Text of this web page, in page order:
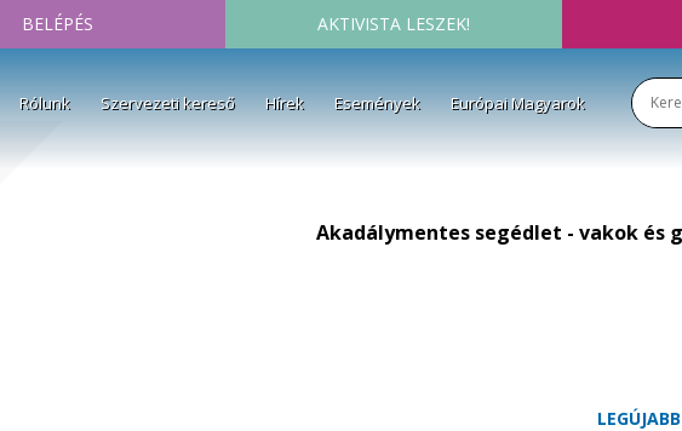
BELÉPÉS AKTIVISTA LESZEK!
Rólunk Szervezeti kereső Hírek Események Európai Magyarok
Akadálymentes segédlet - vakok és